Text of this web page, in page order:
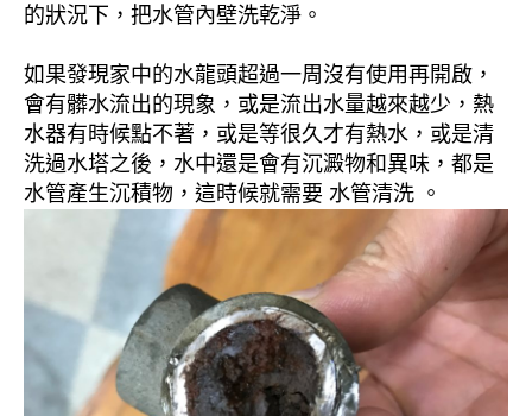
的狀況下，把水管內壁洗乾淨。
如果發現家中的水龍頭超過一周沒有使用再開啟，
會有髒水流出的現象，或是流出水量越來越少，熱
水器有時候點不著，或是等很久才有熱水，或是清
洗過水塔之後，水中還是會有沉澱物和異味，都是
水管產生沉積物，這時候就需要 水管清洗 。